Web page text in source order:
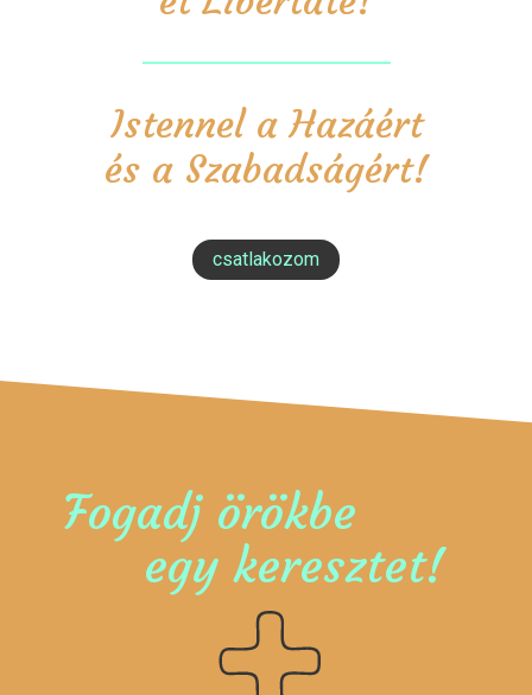
Istennel a Hazáért
és a Szabadságért!
csatlakozom
Fogadj örökbe
egy keresztet!